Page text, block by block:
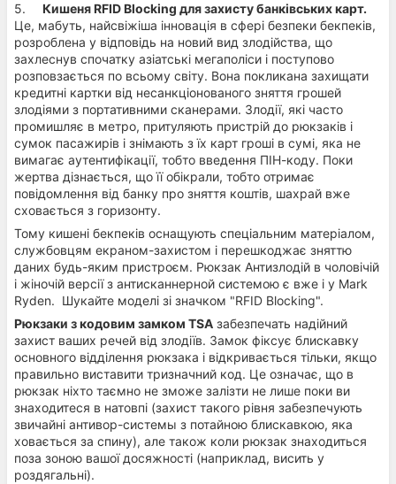
5.
Кишеня RFID Blocking для захисту банківських карт.
Це, мабуть, найсвіжіша інновація в сфері безпеки бекпеків,
розроблена у відповідь на новий вид злодійства, що
захлеснув спочатку азіатські мегаполіси і поступово
розповзається по всьому світу. Вона покликана захищати
кредитні картки від несанкціонованого зняття грошей
злодіями з портативними сканерами. Злодії, які часто
промишляє в метро, притуляють пристрій до рюкзаків і
сумок пасажирів і знімають з їх карт гроші в сумі, яка не
вимагає аутентифікації, тобто введення ПІН-коду. Поки
жертва дізнається, що її обікрали, тобто отримає
повідомлення від банку про зняття коштів, шахрай вже
сховається з горизонту.
Тому кишені бекпеків оснащують спеціальним матеріалом,
службовцям екраном-захистом і перешкоджає зняттю
даних будь-яким пристроєм. Рюкзак Антизлодій в чоловічій
і жіночій версії з антисканнерной системою є вже і у Mark
Ryden. Шукайте моделі зі значком "RFID Blocking".
Рюкзаки з кодовим замком TSA забезпечать надійний
захист ваших речей від злодіїв. Замок фіксує блискавку
основного відділення рюкзака і відкривається тільки, якщо
правильно виставити тризначний код. Це означає, що в
рюкзак ніхто таємно не зможе залізти не лише поки ви
знаходитеся в натовпі (захист такого рівня забезпечують
звичайні антивор-системы з потайною блискавкою, яка
ховається за спину), але також коли рюкзак знаходиться
поза зоною вашої досяжності (наприклад, висить у
роздягальні).